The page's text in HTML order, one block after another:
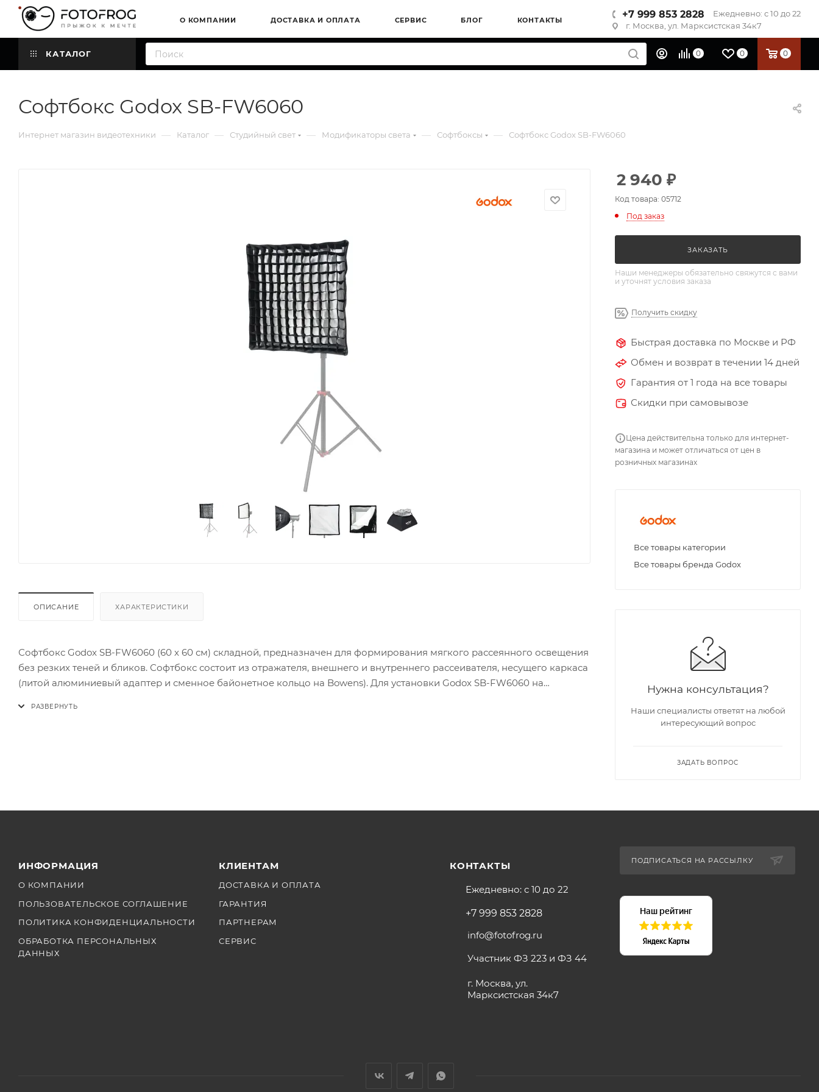
О КОМПАНИИ ДОСТАВКА И ОПЛАТА СЕРВИС БЛОГ КОНТАКТЫ
+7 999 853 2828
Ежедневно: с 10 до 22
г. Москва, ул. Марксистская 34к7
КАТАЛОГ 0 0 0
Софтбокс Godox SB-FW6060
Интернет магазин видеотехники — Каталог — Студийный свет — Модификаторы света — Софтбоксы — Софтбокс Godox SB-FW6060
ОПИСАНИЕ ХАРАКТЕРИСТИКИ
Софтбокс Godox SB-FW6060 (60 х 60 см) складной, предназначен для формирования мягкого рассеянного освещения
без резких теней и бликов. Софтбокс состоит из отражателя, внешнего и внутреннего рассеивателя, несущего каркаса
(литой алюминиевый адаптер и сменное байонетное кольцо на Bowens). Для установки Godox SB-FW6060 на
2 940 ₽
Код товара: 05712
Под заказ
ЗАКАЗАТЬ
Наши менеджеры обязательно свяжутся с вами
и уточнят условия заказа
Получить скидку
Быстрая доставка по Москве и РФ
Обмен и возврат в течении 14 дней
Гарантия от 1 года на все товары
Скидки при самовывозе
Цена действительна только для интернет-
магазина и может отличаться от цен в
розничных магазинах
Все товары категории
Все товары бренда Godox
Нужна консультация?
Наши специалисты ответят на любой
интересующий вопрос
ЗАДАТЬ ВОПРОС
ИНФОРМАЦИЯ
О КОМПАНИИ
ПОЛЬЗОВАТЕЛЬСКОЕ СОГЛАШЕНИЕ
ПОЛИТИКА КОНФИДЕНЦИАЛЬНОСТИ
ОБРАБОТКА ПЕРСОНАЛЬНЫХ
ДАННЫХ
КЛИЕНТАМ
ДОСТАВКА И ОПЛАТА
ГАРАНТИЯ
ПАРТНЕРАМ
СЕРВИС
КОНТАКТЫ
Ежедневно: с 10 до 22
+7 999 853 2828
info@fotofrog.ru
Участник ФЗ 223 и ФЗ 44
г. Москва, ул.
Марксистская 34к7
ПОДПИСАТЬСЯ НА РАССЫЛКУ